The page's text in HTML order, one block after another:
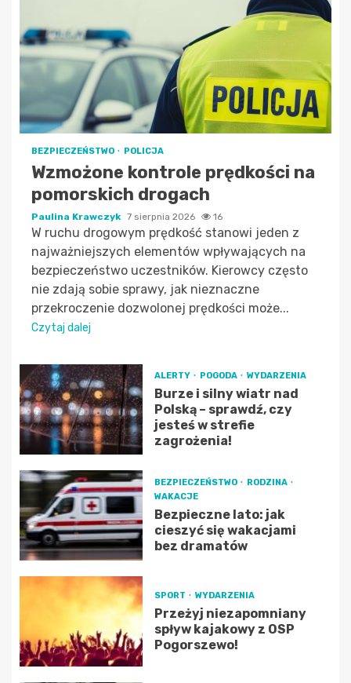
BEZPIECZEŃSTWO POLICJA
Wzmożone kontrole prędkości na
pomorskich drogach
Paulina Krawczyk 7 sierpnia 2026 16
W ruchu drogowym prędkość stanowi jeden z
najważniejszych elementów wpływających na
bezpieczeństwo uczestników. Kierowcy często
nie zdają sobie sprawy, jak nieznaczne
przekroczenie dozwolonej prędkości może...
Czytaj dalej
ALERTY POGODA WYDARZENIA
Burze i silny wiatr nad
Polską – sprawdź, czy
jesteś w strefie
zagrożenia!
BEZPIECZEŃSTWO
RODZINA
WAKACJE
Bezpieczne lato: jak
cieszyć się wakacjami
bez dramatów
SPORT WYDARZENIA
Przeżyj niezapomniany
spływ kajakowy z OSP
Pogorszewo!